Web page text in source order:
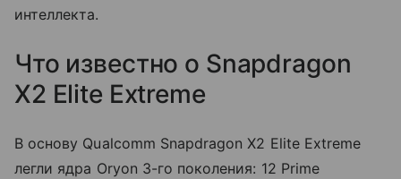
интеллекта.
Что известно о Snapdragon
X2 Elite Extreme
В основу Qualcomm Snapdragon X2 Elite Extreme
легли ядра Oryon 3-го поколения: 12 Prime